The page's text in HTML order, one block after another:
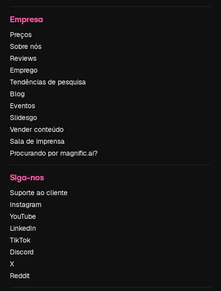
Empresa
Preços
Sobre nós
Reviews
Emprego
Tendências de pesquisa
Blog
Eventos
Slidesgo
Vender conteúdo
Sala de imprensa
Procurando por magnific.ai?
Siga-nos
Suporte ao cliente
Instagram
YouTube
LinkedIn
TikTok
Discord
X
Reddit